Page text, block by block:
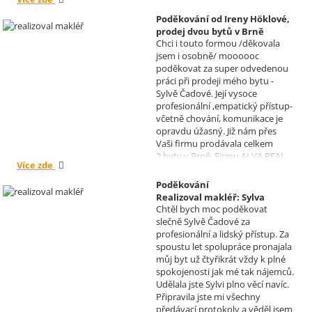
informace a děkuji za vaše úsilí.
Zatím se mějte moc a moc hezky.
S pozdravem Pavel Míšek
Poděkování od Ireny Höklové,
prodej dvou bytů v Brně
Realizoval makléř: Sylva
Čadová
Chci i touto formou /děkovala
jsem i osobně/ moooooc
poděkovat za super odvedenou
práci při prodeji mého bytu -
Sylvě Čadové. Její vysoce
profesionální ,empatický přístup-
včetně chování, komunikace je
opravdu úžasný. Již nám přes
Vaši firmu prodávala celkem
2.byty v Brně. Firmu ALVA REAL
Krásné dny Vám a Vašim
zaměstnancům. Irena Höklová,
Brno
Více zde
Poděkování
Realizoval makléř: Sylva
Čadová
Chtěl bych moc poděkovat
slečně Sylvě Čadové za
profesionální a lidský přístup. Za
spoustu let spolupráce pronajala
můj byt už čtyřikrát vždy k plné
spokojenosti jak mé tak nájemců.
Udělala jste Sylvi plno věcí navíc.
Připravila jste mi všechny
předávací protokoly a věděl jsem